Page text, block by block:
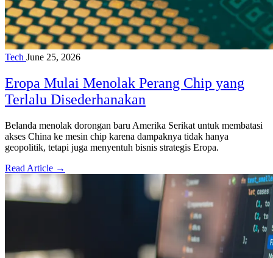
Tech June 25, 2026
Eropa Mulai Menolak Perang Chip yang
Terlalu Disederhanakan
Belanda menolak dorongan baru Amerika Serikat untuk membatasi
akses China ke mesin chip karena dampaknya tidak hanya
geopolitik, tetapi juga menyentuh bisnis strategis Eropa.
Read Article →